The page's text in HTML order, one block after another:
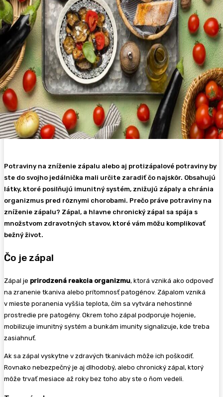
Potraviny na zníženie zápalu alebo aj protizápalové potraviny by
ste do svojho jedálnička mali určite zaradiť čo najskôr. Obsahujú
látky, ktoré posilňujú imunitný systém, znižujú zápaly a chránia
organizmus pred rôznymi chorobami. Prečo práve potraviny na
zníženie zápalu? Zápal, a hlavne chronický zápal sa spája s
množstvom zdravotných stavov, ktoré vám môžu komplikovať
bežný život.
Čo je zápal
Zápal je prirodzená reakcia organizmu, ktorá vzniká ako odpoveď
na zranenie tkaniva alebo prítomnosť patogénov. Zápalom vzniká
v mieste poranenia vyššia teplota, čím sa vytvára nehostinné
prostredie pre patogény. Okrem toho zápal podporuje hojenie,
mobilizuje imunitný systém a bunkám imunity signalizuje, kde treba
zasiahnuť.
Ak sa zápal vyskytne v zdravých tkanivách môže ich poškodiť.
Rovnako nebezpečný je aj dlhodobý, alebo chronický zápal, ktorý
môže trvať mesiace až roky bez toho aby ste o ňom vedeli.